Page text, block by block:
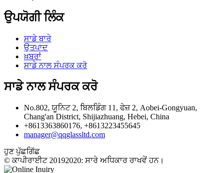
ਉਪਯੋਗੀ ਲਿੰਕ
ਸਾਡੇ ਬਾਰੇ
ਉਤਪਾਦ
ਖ਼ਬਰਾਂ
ਸਾਡੇ ਨਾਲ ਸੰਪਰਕ ਕਰੋ
ਸਾਡੇ ਨਾਲ ਸੰਪਰਕ ਕਰੋ
No.802, ਯੂਨਿਟ 2, ਬਿਲਡਿੰਗ 11, ਫੇਜ਼ 2, Aobei-Gongyuan,
Chang'an District, Shijiazhuang, Hebei, China
+8613363860176, +8613223455645
manager@qqglassltd.com
ਹੁਣ ਪੁੱਛਗਿੱਛ
© ਕਾਪੀਰਾਈਟ 20192020: ਸਾਰੇ ਅਧਿਕਾਰ ਰਾਖਵੇਂ ਹਨ।